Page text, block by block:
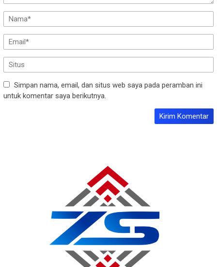
Simpan nama, email, dan situs web saya pada peramban ini
untuk komentar saya berikutnya.